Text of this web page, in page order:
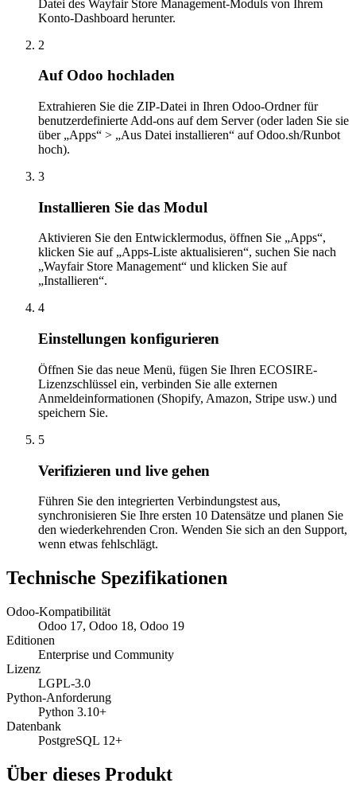
Datei des Wayfair Store Management-Moduls von Ihrem
Konto-Dashboard herunter.
2
Auf Odoo hochladen
Extrahieren Sie die ZIP-Datei in Ihren Odoo-Ordner für
benutzerdefinierte Add-ons auf dem Server (oder laden Sie sie
über „Apps“ > „Aus Datei installieren“ auf Odoo.sh/Runbot
hoch).
3
Installieren Sie das Modul
Aktivieren Sie den Entwicklermodus, öffnen Sie „Apps“,
klicken Sie auf „Apps-Liste aktualisieren“, suchen Sie nach
„Wayfair Store Management“ und klicken Sie auf
„Installieren“.
4
Einstellungen konfigurieren
Öffnen Sie das neue Menü, fügen Sie Ihren ECOSIRE-
Lizenzschlüssel ein, verbinden Sie alle externen
Anmeldeinformationen (Shopify, Amazon, Stripe usw.) und
speichern Sie.
5
Verifizieren und live gehen
Führen Sie den integrierten Verbindungstest aus,
synchronisieren Sie Ihre ersten 10 Datensätze und planen Sie
den wiederkehrenden Cron. Wenden Sie sich an den Support,
wenn etwas fehlschlägt.
Technische Spezifikationen
Odoo-Kompatibilität
Odoo 17, Odoo 18, Odoo 19
Editionen
Enterprise und Community
Lizenz
LGPL-3.0
Python-Anforderung
Python 3.10+
Datenbank
PostgreSQL 12+
Über dieses Produkt